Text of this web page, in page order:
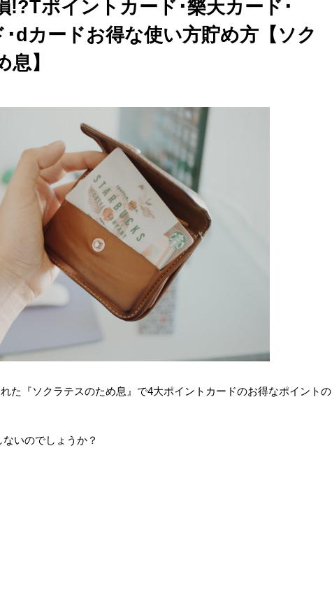
!?Tポイントカード･樂天カード･
dカードお得な使い方貯め方【ソク
】
た『ソクラテスのため息』で4大ポイントカードのお得なポイントの
いのでしょうか？